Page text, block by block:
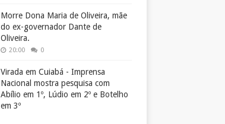
Morre Dona Maria de Oliveira, mãe
do ex-governador Dante de
Oliveira.
20:00 0
Virada em Cuiabá - Imprensa
Nacional mostra pesquisa com
Abílio em 1º, Lúdio em 2º e Botelho
em 3º